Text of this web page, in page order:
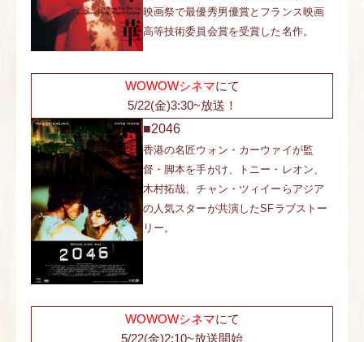
映画祭で最優秀男優賞とフランス映画
高等技術委員会賞を受賞した名作。
WOWOWシネマにて
5/22(金)3:30~放送！
■2046
香港の名匠ウォン・カーウァイが監
督・脚本を手がけ、トニー・レオン、
木村拓哉、チャン・ツィイーらアジア
の人気スターが共演したSFラブストー
リー。
WOWOWシネマにて
5/22(金)2:10~放送開始